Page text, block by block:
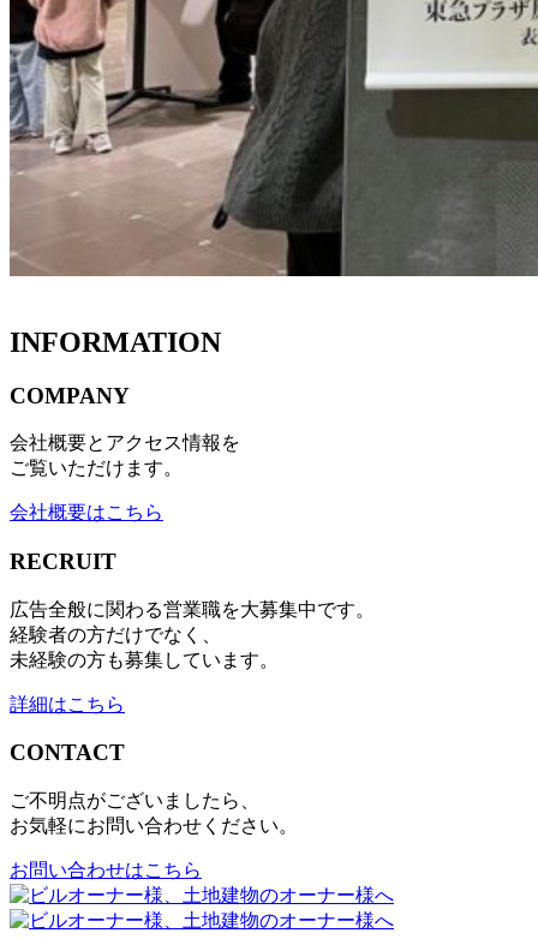
INFORMATION
COMPANY
会社概要とアクセス情報を
ご覧いただけます。
会社概要はこちら
RECRUIT
広告全般に関わる営業職を大募集中です。
経験者の方だけでなく、
未経験の方も募集しています。
詳細はこちら
CONTACT
ご不明点がございましたら、
お気軽にお問い合わせください。
お問い合わせはこちら